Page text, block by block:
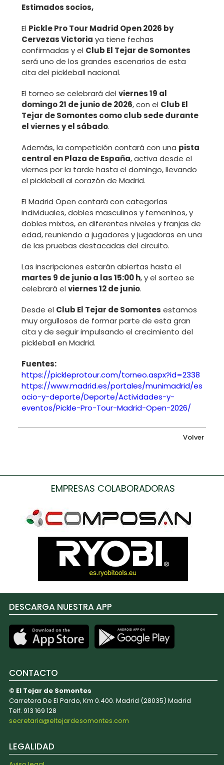
Estimados socios,
El Pickle Pro Tour Madrid Open 2026 by
Cervezas Victoria ya tiene fechas
confirmadas y el Club El Tejar de Somontes
será uno de los grandes escenarios de esta
cita del pickleball nacional.
El torneo se celebrará delviernes 19 al
domingo 21 de junio de 2026, con el Club El
Tejar de Somontes como club sede durante
el viernes y el sábado.
Además, la competición contará con una pista
central en Plaza de España, activa desde el
viernes por la tarde hasta el domingo, llevando
el pickleball al corazón de Madrid.
El Madrid Open contará con categorías
individuales, dobles masculinos y femeninos, y
dobles mixtos, en diferentes niveles y franjas de
edad, reuniendo a jugadores y jugadoras en una
de las pruebas destacadas del circuito.
Las inscripciones estarán abiertas hasta el
martes 9 de junio a las 15:00 h, y el sorteo se
celebrará elviernes 12 de junio.
Desde el Club El Tejar de Somontes estamos
muy orgullosos de formar parte de esta gran
cita y de seguir impulsando el crecimiento del
pickleball en Madrid.
Fuentes:
https://pickleprotour.com/torneo.aspx?id=2338
https://www.madrid.es/portales/munimadrid/es/
ocio-y-deporte/Deporte/Actividades-y-
eventos/Pickle-Pro-Tour-Madrid-Open-2026/
Volver
EMPRESAS COLABORADORAS
DESCARGA NUESTRA APP
CONTACTO
© El Tejar de Somontes
Carretera De El Pardo, Km 0.400. Madrid (28035) Madrid
Telf. 913 169 128
secretaria@eltejardesomontes.com
LEGALIDAD